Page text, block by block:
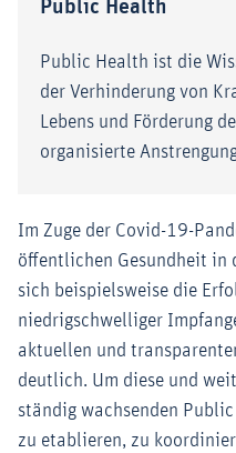
Public Health
Public Health ist die
der Verhinderung von
Lebens und Förderung
organisierte
Im Zuge der Covid-19-
öffentlichen Gesundheit in
sich beispielsweise die
niedrigschwelliger
aktuellen und
deutlich. Um diese und
ständig wachsenden
zu etablieren, zu